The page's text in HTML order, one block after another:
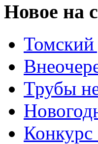
Новое на
Трубы